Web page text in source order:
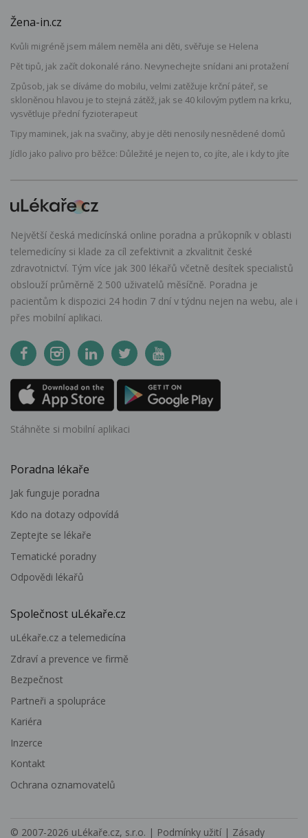
Žena-in.cz
Kvůli migréně jsem málem neměla ani děti, svěřuje se Helena
Pět tipů, jak začít dokonalé ráno. Nevynechejte snídani ani protažení
Způsob, jak se díváme do mobilu, velmi zatěžuje krční páteř, se
skloněnou hlavou je to stejná zátěž, jak se 40 kilovým pytlem na krku,
vysvětluje přední fyzioterapeut
Tipy maminek, jak na svačiny, aby je děti nenosily nesnědené domů
Jídlo jako palivo pro běžce: Důležité je nejen to, co jíte, ale i kdy to jíte
Největší česká medicínská online poradna a průkopník v oblasti
telemedicíny si klade za cíl zefektivnit a zkvalitnit české
zdravotnictví. Tým více jak 300 lékařů včetně desítek specialistů
obslouží průměrně 2 500 uživatelů měsíčně. Poradna je
pacientům k dispozici 24 hodin 7 dní v týdnu nejen na webu, ale i
přes mobilní aplikaci.
Stáhněte si mobilní aplikaci
Poradna lékaře
Jak funguje poradna
Kdo na dotazy odpovídá
Zeptejte se lékaře
Tematické poradny
Odpovědi lékařů
Společnost uLékaře.cz
uLékaře.cz a telemedicína
Zdraví a prevence ve firmě
Bezpečnost
Partneři a spolupráce
Kariéra
Inzerce
Kontakt
Ochrana oznamovatelů
© 2007-2026 uLékaře.cz, s.r.o. | Podmínky užití | Zásady